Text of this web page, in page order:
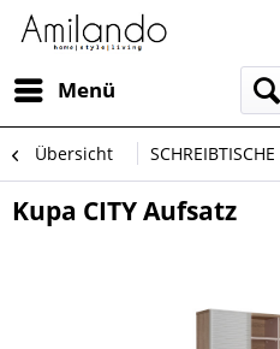
Menü
Übersicht SCHREIBTISCHE
Kupa CITY Aufsatz